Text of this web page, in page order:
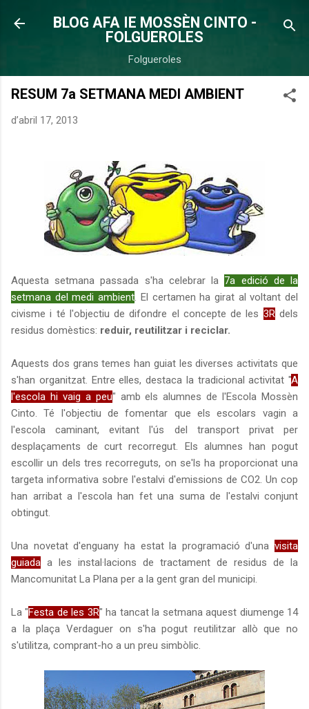
Salta al contingut principal
BLOG AFA IE MOSSÈN CINTO -
FOLGUEROLES
Folgueroles
RESUM 7a SETMANA MEDI AMBIENT
d’abril 17, 2013
Aquesta setmana passada s'ha celebrar la 7a edició de la
setmana del medi ambient . El certamen ha girat al voltant del
civisme i té l'objectiu de difondre el concepte de les 3R dels
residus domèstics: reduir, reutilitzar i reciclar.
Aquests dos grans temes han guiat les diverses activitats que
s'han organitzat. Entre elles, destaca la tradicional activitat "A
l'escola hi vaig a peu" amb els alumnes de l'Escola Mossèn
Cinto. Té l'objectiu de fomentar que els escolars vagin a
l'escola caminant, evitant l'ús del transport privat per
desplaçaments de curt recorregut. Els alumnes han pogut
escollir un dels tres recorreguts, on se'ls ha proporcionat una
targeta informativa sobre l'estalvi d'emissions de CO2. Un cop
han arribat a l'escola han fet una suma de l'estalvi conjunt
obtingut.
Una novetat d'enguany ha estat la programació d'una visita
guiada a les instal·lacions de tractament de residus de la
Mancomunitat La Plana per a la gent gran del municipi.
La "Festa de les 3R" ha tancat la setmana aquest diumenge 14
a la plaça Verdaguer on s'ha pogut reutilitzar allò que no
s'utilitza, comprant-ho a un preu simbòlic.